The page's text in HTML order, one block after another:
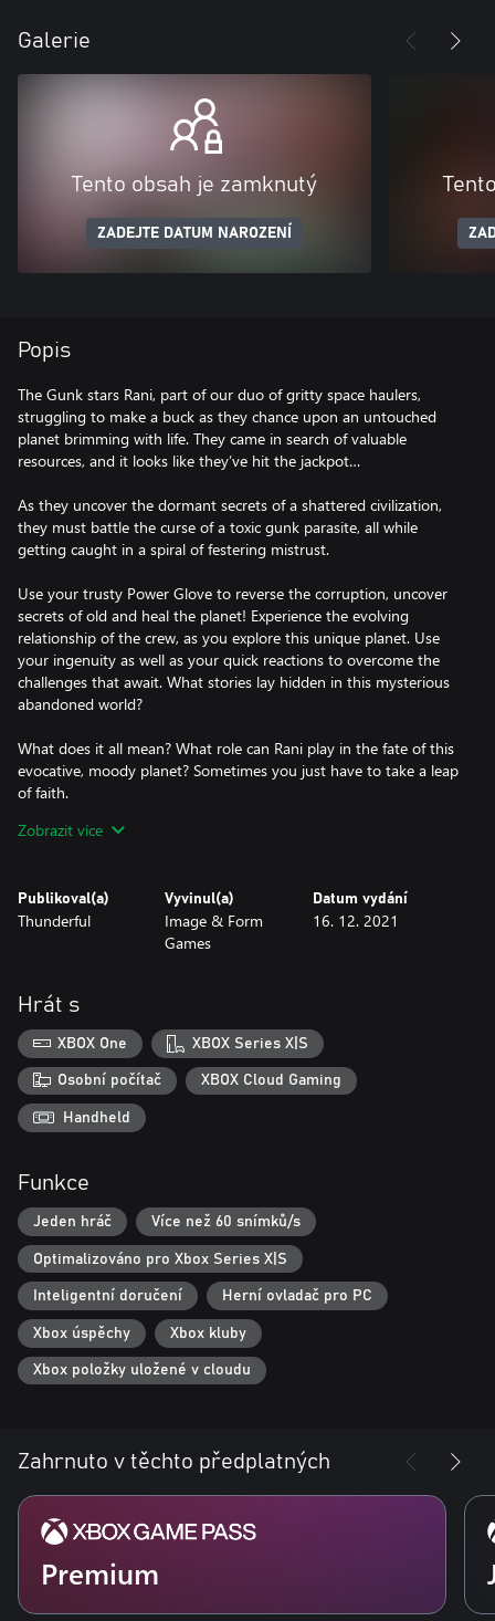
Galerie
Tento obsah je zamknutý
ZADEJTE DATUM NAROZENÍ
Popis
The Gunk stars Rani, part of our duo of gritty space haulers,
struggling to make a buck as they chance upon an untouched
planet brimming with life. They came in search of valuable
resources, and it looks like they’ve hit the jackpot…
As they uncover the dormant secrets of a shattered civilization,
they must battle the curse of a toxic gunk parasite, all while
getting caught in a spiral of festering mistrust.
Use your trusty Power Glove to reverse the corruption, uncover
secrets of old and heal the planet! Experience the evolving
relationship of the crew, as you explore this unique planet. Use
your ingenuity as well as your quick reactions to overcome the
challenges that await. What stories lay hidden in this mysterious
abandoned world?
What does it all mean? What role can Rani play in the fate of this
evocative, moody planet? Sometimes you just have to take a leap
of faith.
Uncover the mystery. Cleanse the Gunk. Save the planet.
Engaging Exploration: Discover a lush jungle planet with damp
caves, venture into the unknown and explore a bygone society.
Corruption & Regrowth: Eradicate the gunk, restore nature, and
delve deeper into this strange and wondrous ecosystem.
Intimate Narrative: The narrative is intrinsically linked with the
exploration, where our two main characters keep in tight radio
contact throughout the game. Fiona Nova lends her voice in a
stellar performance as main character Rani.
Music & Atmosphere: The Gunk invites you to take the time and
listen to its soothing tunes. An explorative atmosphere conveyed
Zobrazit více
Publikoval(a)
Thunderful
Vyvinul(a)
Image & Form
Games
Datum vydání
16. 12. 2021
Hrát s
XBOX One XBOX Series X|S
Osobní počítač XBOX Cloud Gaming
Handheld
Funkce
Jeden hráč Více než 60 snímků/s
Optimalizováno pro Xbox Series X|S
Inteligentní doručení Herní ovladač pro PC
Xbox úspěchy Xbox kluby
Xbox položky uložené v cloudu
Zahrnuto v těchto předplatných
Premium